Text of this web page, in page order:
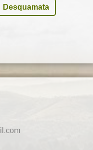
Desquamata
il.com